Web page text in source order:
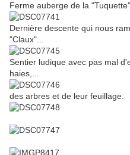
Ferme auberge de la
Dernière descente qui nous
"Claux"...
Sentier ludique avec pas mal
haies,...
des arbres et de leur feuillage.